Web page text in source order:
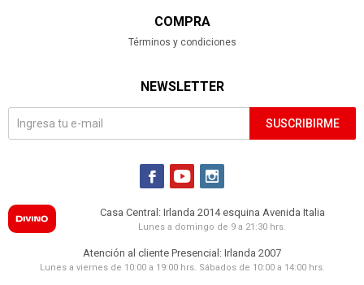
COMPRA
Términos y condiciones
NEWSLETTER
SUSCRIBIRME
  
Casa Central: Irlanda 2014 esquina Avenida Italia
Lunes a domingo de 9 a 21:30 hrs.
Atención al cliente Presencial: Irlanda 2007
Lunes a viernes de 10:00 a 19:00 hrs. Sábados de 10:00 a 14:00 hrs.